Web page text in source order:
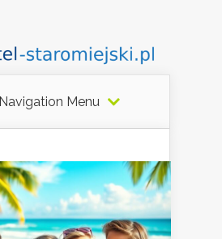
Navigation Menu